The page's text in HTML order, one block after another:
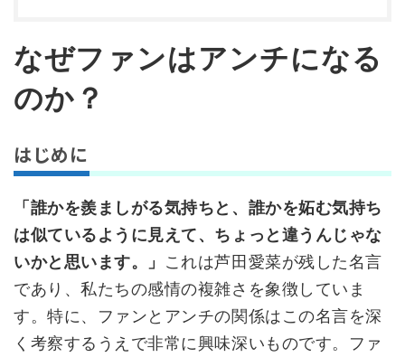
なぜファンはアンチになる
のか？
はじめに
「誰かを羨ましがる気持ちと、誰かを妬む気持ち
は似ているように見えて、ちょっと違うんじゃな
いかと思います。」
これは芦田愛菜が残した名言
であり、私たちの感情の複雑さを象徴していま
す。特に、ファンとアンチの関係はこの名言を深
く考察するうえで非常に興味深いものです。ファ